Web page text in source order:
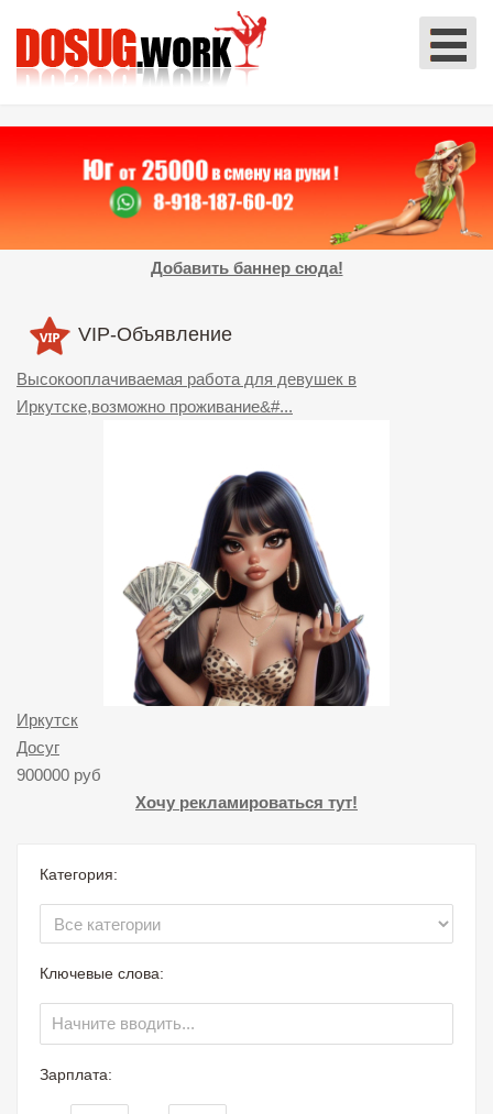
Добавить баннер сюда!
VIP-Объявление
Высокооплачиваемая работа для девушек в
Иркутске,возможно проживание&#...
Иркутск
Досуг
900000 руб
Хочу рекламироваться тут!
Категория:
Ключевые слова:
Зарплата: